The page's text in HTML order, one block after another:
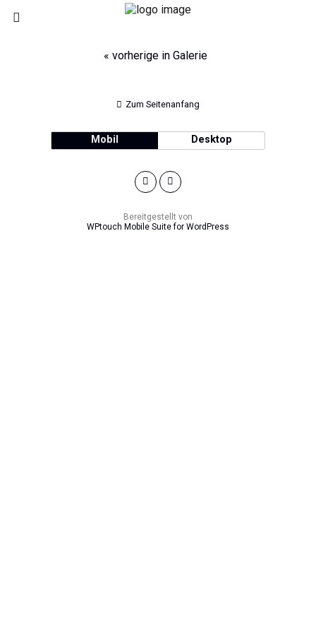
« vorherige in Galerie
Zum Seitenanfang
Mobil Desktop
Bereitgestellt von
WPtouch Mobile Suite for WordPress